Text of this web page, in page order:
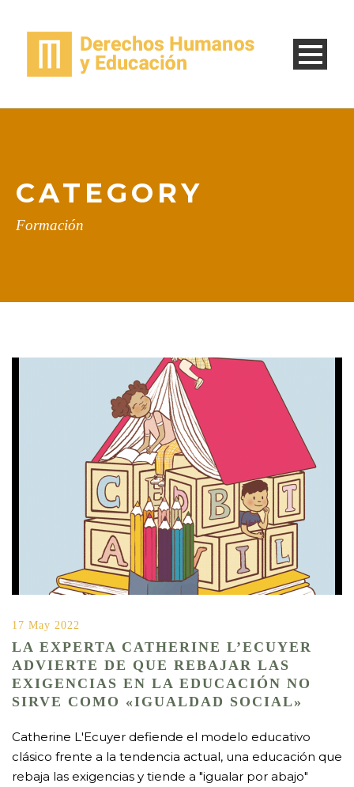
CATEGORY
Formación
17 May 2022
LA EXPERTA CATHERINE L’ECUYER
ADVIERTE DE QUE REBAJAR LAS
EXIGENCIAS EN LA EDUCACIÓN NO
SIRVE COMO «IGUALDAD SOCIAL»
Catherine L'Ecuyer defiende el modelo educativo
clásico frente a la tendencia actual, una educación que
rebaja las exigencias y tiende a "igualar por abajo"